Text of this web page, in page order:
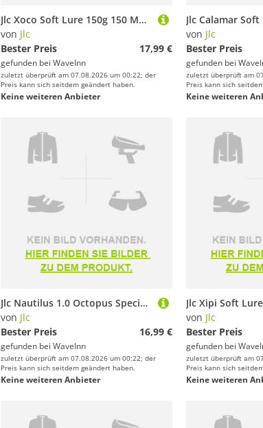
Jlc Xoco Soft Lure 150g 150 Mm Mehrfarbig
von Jlc
Bester Preis
17,99 €
gefunden bei WaveInn
zuletzt überprüft am 07.08.2026 um 00:22; der
Preis kann sich seitdem geändert haben.
Keine weiteren Anbieter
von Jlc
Bester Preis
gefunden bei
zuletzt überprüft am
Preis kann sich
Keine weiteren
Jlc Nautilus 1.0 Octopus Special Kabura 200g Rosa
von Jlc
Bester Preis
16,99 €
gefunden bei WaveInn
zuletzt überprüft am 07.08.2026 um 00:22; der
Preis kann sich seitdem geändert haben.
Keine weiteren Anbieter
von Jlc
Bester Preis
gefunden bei
zuletzt überprüft am
Preis kann sich
Keine weiteren